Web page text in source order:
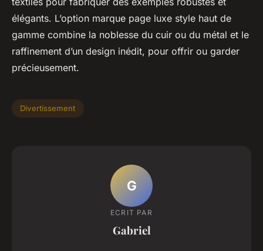
élégants. L’option marque page luxe style haut de
gamme combine la noblesse du cuir ou du métal et le
raffinement d’un design inédit, pour offrir ou garder
précieusement.
Divertissement
G
ECRIT PAR
Gabriel